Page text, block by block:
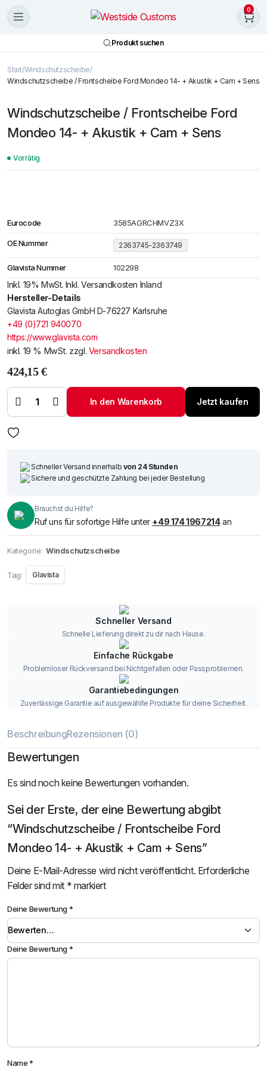
0
Produkt suchen
Start Windschutzscheibe
Windschutzscheibe / Frontscheibe Ford Mondeo 14- + Akustik + Cam + Sens
Windschutzscheibe / Frontscheibe Ford
Mondeo 14- + Akustik + Cam + Sens
Vorrätig
Eurocode 3585AGRCHMVZ3X
OE Nummer 2363745-2363749
Glavista Nummer 102298
Inkl. 19% MwSt. Inkl. Versandkosten Inland
Hersteller-Details
Glavista Autoglas GmbH D-76227 Karlsruhe
+49 (0)721 940070
https://www.glavista.com
inkl. 19 % MwSt. zzgl. Versandkosten
424,15€
/ Frontscheibe Ford
Mondeo 14- +
Sens Menge
In den Warenkorb Jetzt kaufen
Schneller Versand innerhalb von 24 Stunden
Sichere und geschützte Zahlung bei jeder Bestellung
Brauchst du Hilfe?
Ruf uns für sofortige Hilfe unter +49 174 1967214an
Kategorie: Windschutzscheibe
Tag: Glavista
Schneller Versand
Schnelle Lieferung direkt zu dir nach Hause.
Einfache Rückgabe
Problemloser Rückversand bei Nichtgefallen oder Passproblemen.
Garantiebedingungen
Zuverlässige Garantie auf ausgewählte Produkte für deine Sicherheit.
BeschreibungRezensionen (0)
Bewertungen
Es sind noch keine Bewertungen vorhanden.
Sei der Erste, der eine Bewertung abgibt
“Windschutzscheibe / Frontscheibe Ford
Mondeo 14- + Akustik + Cam + Sens”
Deine E-Mail-Adresse wird nicht veröffentlicht. Erforderliche
Felder sind mit * markiert
Deine Bewertung*
Deine Bewertung*
Name*